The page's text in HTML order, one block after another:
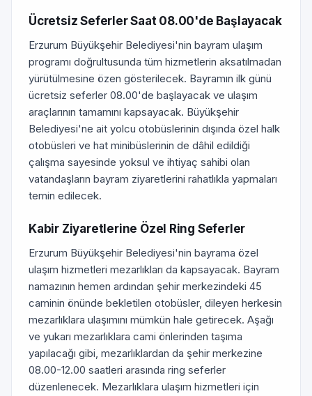
Ücretsiz Seferler Saat 08.00'de Başlayacak
Erzurum Büyükşehir Belediyesi'nin bayram ulaşım
programı doğrultusunda tüm hizmetlerin aksatılmadan
yürütülmesine özen gösterilecek. Bayramın ilk günü
ücretsiz seferler 08.00'de başlayacak ve ulaşım
araçlarının tamamını kapsayacak. Büyükşehir
Belediyesi'ne ait yolcu otobüslerinin dışında özel halk
otobüsleri ve hat minibüslerinin de dâhil edildiği
çalışma sayesinde yoksul ve ihtiyaç sahibi olan
vatandaşların bayram ziyaretlerini rahatlıkla yapmaları
temin edilecek.
Kabir Ziyaretlerine Özel Ring Seferler
Erzurum Büyükşehir Belediyesi'nin bayrama özel
ulaşım hizmetleri mezarlıkları da kapsayacak. Bayram
namazının hemen ardından şehir merkezindeki 45
caminin önünde bekletilen otobüsler, dileyen herkesin
mezarlıklara ulaşımını mümkün hale getirecek. Aşağı
ve yukarı mezarlıklara cami önlerinden taşıma
yapılacağı gibi, mezarlıklardan da şehir merkezine
08.00-12.00 saatleri arasında ring seferler
düzenlenecek. Mezarlıklara ulaşım hizmetleri için